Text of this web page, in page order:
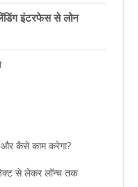
इंटरफेस से लोन
कैसे काम करेगा?
से लेकर लॉन्च तक